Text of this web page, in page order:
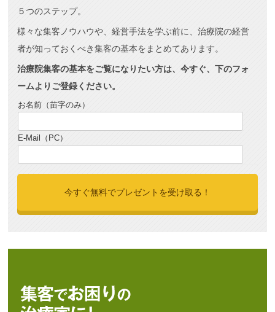
５つのステップ。
様々な集客ノウハウや、経営手法を学ぶ前に、治療院の経営
者が知っておくべき集客の基本をまとめてあります。
治療院集客の基本をご覧になりたい方は、今すぐ、下のフォ
ームよりご登録ください。
お名前（苗字のみ）
E-Mail（PC）